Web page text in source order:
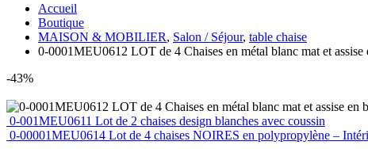
Accueil
Boutique
MAISON & MOBILIER, Salon / Séjour, table chaise
0-0001MEU0612 LOT de 4 Chaises en métal blanc mat et
-43%
0-001MEU0611 Lot de 2 chaises design blanches avec coussin
0-00001MEU0614 Lot de 4 chaises NOIRES en polypropylène –